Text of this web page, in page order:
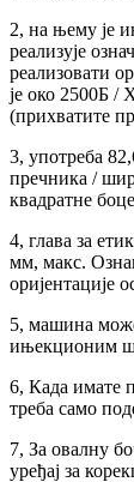
2, на њему је
реализује
реализовати
је око 2500Б /
(прихватите
3, употреба
пречника /
квадратне
4, глава за
мм, макс.
оријентације
5, машина
ињекционим
6, Када имате
треба само
7, За овалну
уређај за